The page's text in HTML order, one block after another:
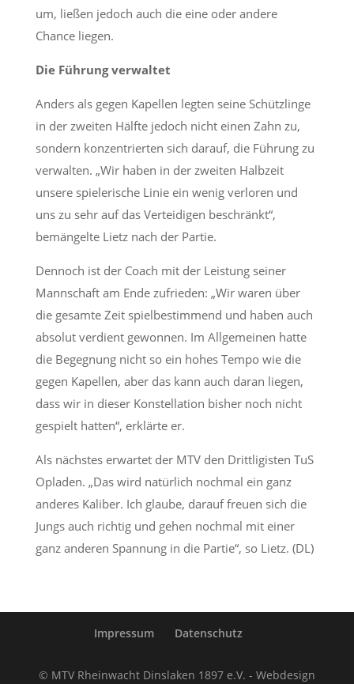
um, ließen jedoch auch die eine oder andere
Chance liegen.
Die Führung verwaltet
Anders als gegen Kapellen legten seine Schützlinge
in der zweiten Hälfte jedoch nicht einen Zahn zu,
sondern konzentrierten sich darauf, die Führung zu
verwalten. „Wir haben in der zweiten Halbzeit
unsere spielerische Linie ein wenig verloren und
uns zu sehr auf das Verteidigen beschränkt“,
bemängelte Lietz nach der Partie.
Dennoch ist der Coach mit der Leistung seiner
Mannschaft am Ende zufrieden: „Wir waren über
die gesamte Zeit spielbestimmend und haben auch
absolut verdient gewonnen. Im Allgemeinen hatte
die Begegnung nicht so ein hohes Tempo wie die
gegen Kapellen, aber das kann auch daran liegen,
dass wir in dieser Konstellation bisher noch nicht
gespielt hatten“, erklärte er.
Als nächstes erwartet der MTV den Drittligisten TuS
Opladen. „Das wird natürlich nochmal ein ganz
anderes Kaliber. Ich glaube, darauf freuen sich die
Jungs auch richtig und gehen nochmal mit einer
ganz anderen Spannung in die Partie“, so Lietz. (DL)
Impressum Datenschutz
© MTV Rheinwacht Dinslaken 1897 e.V. - Webdesign